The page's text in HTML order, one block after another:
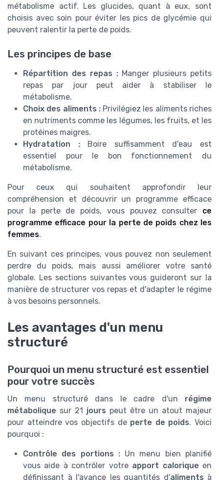
métabolisme actif. Les glucides, quant à eux, sont
choisis avec soin pour éviter les pics de glycémie qui
peuvent ralentir la perte de poids.
Les principes de base
Répartition des repas :Manger plusieurs petits
repas par jour peut aider à stabiliser le
métabolisme.
Choix des aliments :Privilégiez les aliments riches
en nutriments comme les légumes, les fruits, et les
protéines maigres.
Hydratation :Boire suffisamment d'eau est
essentiel pour le bon fonctionnement du
métabolisme.
Pour ceux qui souhaitent approfondir leur
compréhension et découvrir un programme efficace
pour la perte de poids, vous pouvez consulter ce
programme efficace pour la perte de poids chez les
femmes.
En suivant ces principes, vous pouvez non seulement
perdre du poids, mais aussi améliorer votre santé
globale. Les sections suivantes vous guideront sur la
manière de structurer vos repas et d'adapter le régime
à vos besoins personnels.
Les avantages d'un menu
structuré
Pourquoi un menu structuré est essentiel
pour votre succès
Un menu structuré dans le cadre d'un régime
métabolique sur 21 jours peut être un atout majeur
pour atteindre vos objectifs de perte de poids. Voici
pourquoi :
Contrôle des portions :Un menu bien planifié
vous aide à contrôler votre apport calorique en
définissant à l'avance les quantités d'aliments à